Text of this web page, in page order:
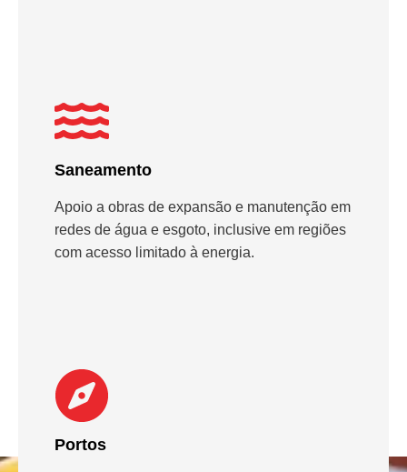
Saneamento
Apoio a obras de expansão e manutenção em
redes de água e esgoto, inclusive em regiões
com acesso limitado à energia.
Portos